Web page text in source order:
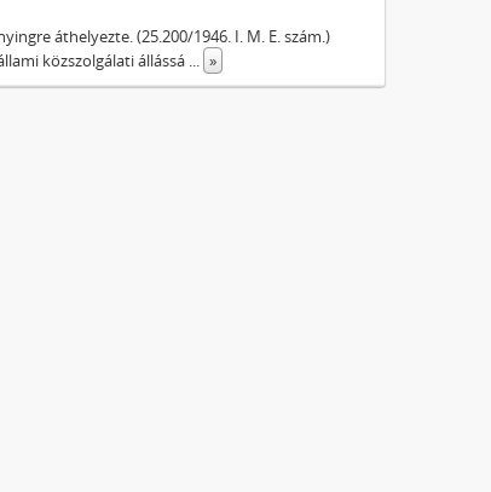
áthelyezte. (25.200/1946. I. M. E. szám.)
közszolgálati állássá ... »